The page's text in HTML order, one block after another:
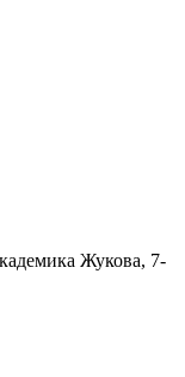
Жукова, 7-